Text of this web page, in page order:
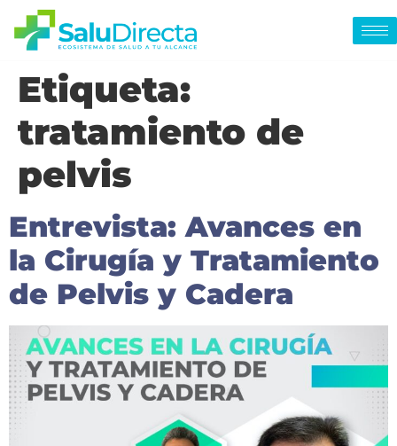
Etiqueta:
tratamiento de
pelvis
Entrevista: Avances en
la Cirugía y Tratamiento
de Pelvis y Cadera